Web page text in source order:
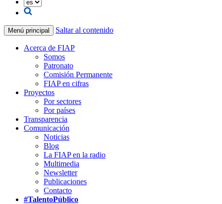
Menú principal Saltar al contenido
Acerca de FIAP
Somos
Patronato
Comisión Permanente
FIAP en cifras
Proyectos
Por sectores
Por países
Transparencia
Comunicación
Noticias
Blog
La FIAP en la radio
Multimedia
Newsletter
Publicaciones
Contacto
#TalentoPúblico